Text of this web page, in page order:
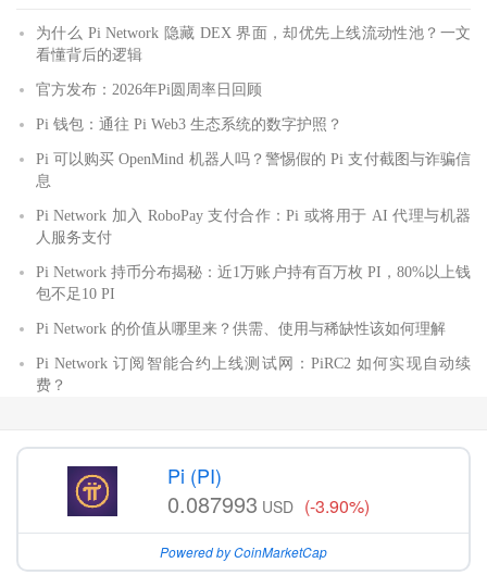
为什么 Pi Network 隐藏 DEX 界面，却优先上线流动性池？一文
看懂背后的逻辑
官方发布：2026年Pi圆周率日回顾
Pi 钱包：通往 Pi Web3 生态系统的数字护照？
Pi 可以购买 OpenMind 机器人吗？警惕假的 Pi 支付截图与诈骗信
息
Pi Network 加入 RoboPay 支付合作：Pi 或将用于 AI 代理与机器
人服务支付
Pi Network 持币分布揭秘：近1万账户持有百万枚 PI，80%以上钱
包不足10 PI
Pi Network 的价值从哪里来？供需、使用与稀缺性该如何理解
Pi Network 订阅智能合约上线测试网：PiRC2 如何实现自动续
费？
Pi (PI)
0.087993 USD (-3.90%)
Powered by CoinMarketCap